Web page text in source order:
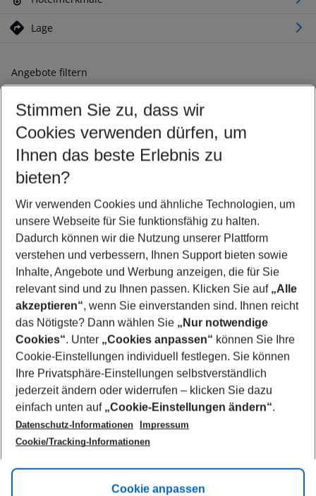
Lage
Angebote filtern
Ändern Sie Ihre Kriterien nach Ihren Wünschen
Abflughafen wählen
Beliebiger Abflughafen
Reisezeitraum wählen
09.08.26– 07.08.27 5-8 Nächte
2 Erwachsene Keine Kinder
Mehr Filter anzeigen
Footer
Footer navigation
Über uns
AGB
Cookie-Einstellungen ändern
Cookie-Richtlinie
Datenschutz
Service & Hilfe
Barrierefreies Reisen
Check-in
Flugbeschränkungen
Folgen Sie uns
Stimmen Sie zu, dass wir
Cookies verwenden dürfen, um
Ihnen das beste Erlebnis zu
bieten?
Wir verwenden Cookies und ähnliche Technologien, um
unsere Webseite für Sie funktionsfähig zu halten.
Dadurch können wir die Nutzung unserer Plattform
verstehen und verbessern, Ihnen Support bieten sowie
Inhalte, Angebote und Werbung anzeigen, die für Sie
relevant sind und zu Ihnen passen. Klicken Sie auf „Alle
akzeptieren“, wenn Sie einverstanden sind. Ihnen reicht
das Nötigste? Dann wählen Sie „Nur notwendige
Cookies“. Unter „Cookies anpassen“ können Sie Ihre
Cookie-Einstellungen individuell festlegen. Sie können
Ihre Privatsphäre-Einstellungen selbstverständlich
jederzeit ändern oder widerrufen – klicken Sie dazu
einfach unten auf „Cookie-Einstellungen ändern“.
Datenschutz-Informationen
Impressum
Cookie/Tracking-Informationen
Cookie anpassen